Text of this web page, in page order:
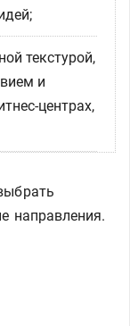
текстурой,
и
центрах,
направления.